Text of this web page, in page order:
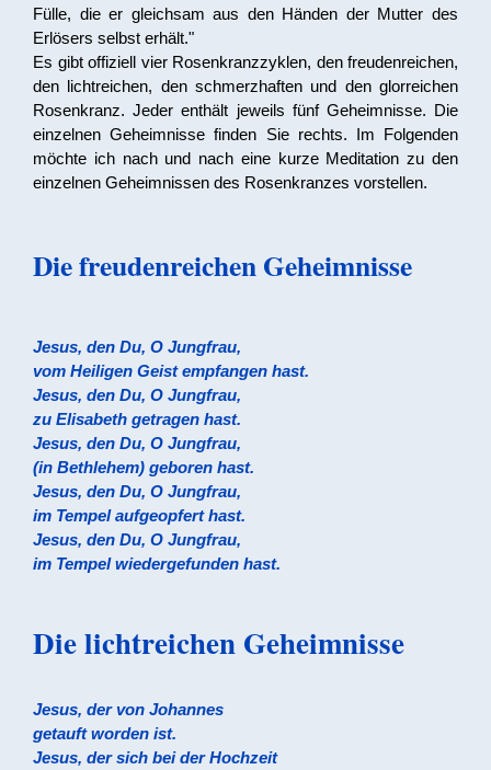
Fülle, die er gleichsam aus den Händen der Mutter des
Erlösers selbst erhält."
Es gibt offiziell vier Rosenkranzzyklen, den freudenreichen,
den lichtreichen, den schmerzhaften und den glorreichen
Rosenkranz. Jeder enthält jeweils fünf Geheimnisse. Die
einzelnen Geheimnisse finden Sie rechts. Im Folgenden
möchte ich nach und nach eine kurze Meditation zu den
einzelnen Geheimnissen des Rosenkranzes vorstellen.
Die freudenreichen Geheimnisse
Jesus, den Du, O Jungfrau,
vom Heiligen Geist empfangen hast.
Jesus, den Du, O Jungfrau,
zu Elisabeth getragen hast.
Jesus, den Du, O Jungfrau,
(in Bethlehem) geboren hast.
Jesus, den Du, O Jungfrau,
im Tempel aufgeopfert hast.
Jesus, den Du, O Jungfrau,
im Tempel wiedergefunden hast.
Die lichtreichen Geheimnisse
Jesus, der von Johannes
getauft worden ist.
Jesus, der sich bei der Hochzeit